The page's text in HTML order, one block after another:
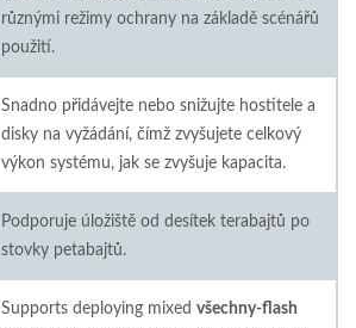
různými režimy ochrany na základě scénářů
použití.
Snadno přidávejte nebo snižujte hostitele a
disky na vyžádání, čímž zvyšujete celkový
výkon systému, jak se zvyšuje kapacita.
Podporuje úložiště od desítek terabajtů po
stovky petabajtů.
Supports deploying mixed všechny-flash